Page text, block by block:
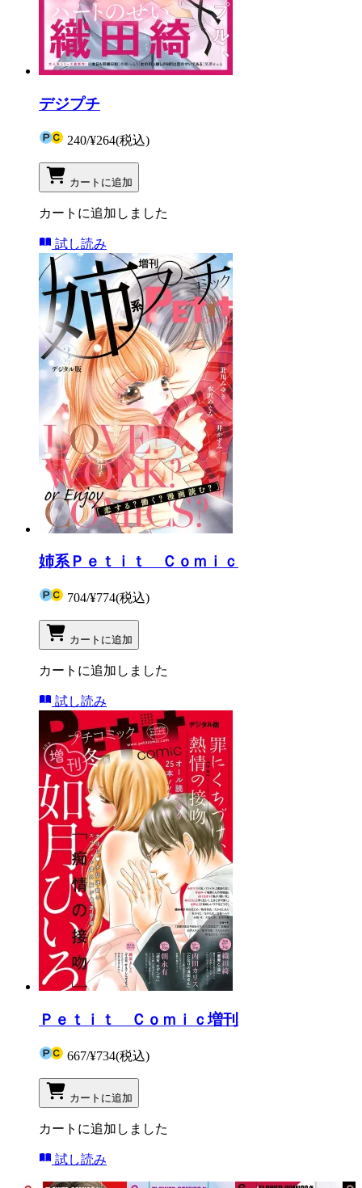
デジプチ
240/¥264(税込)
カートに追加
カートに追加しました
試し読み
姉系Ｐｅｔｉｔ Ｃｏｍｉｃ
704/¥774(税込)
カートに追加
カートに追加しました
試し読み
Ｐｅｔｉｔ Ｃｏｍｉｃ増刊
667/¥734(税込)
カートに追加
カートに追加しました
試し読み